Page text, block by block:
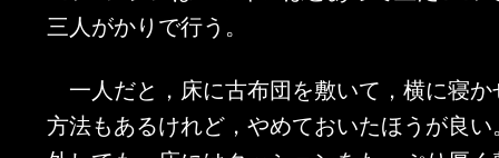
へ
移
動
移
動
三人がかりで行う。
一人だと，床に古布団を敷いて，横に寝
方法もあるけれど，やめておいたほうが良